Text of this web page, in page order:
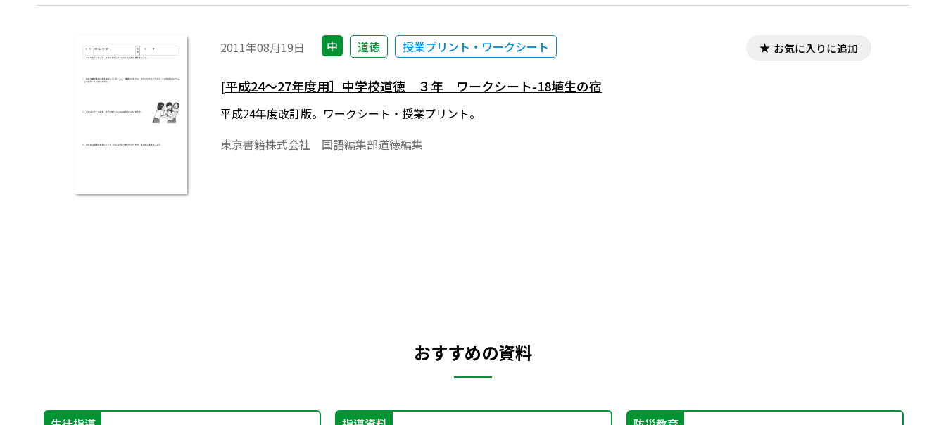
2011年08月19日 中 道徳 授業プリント・ワークシート お気に入りに追加
[平成24～27年度用］中学校道徳 ３年 ワークシート-18埴生の宿
平成24年度改訂版。ワークシート・授業プリント。
東京書籍株式会社 国語編集部道徳編集
おすすめの資料